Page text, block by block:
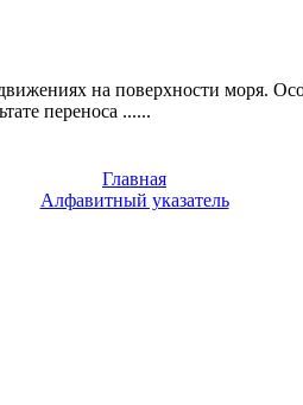
на поверхности моря.
переноса ......
Главная
Алфавитный указатель